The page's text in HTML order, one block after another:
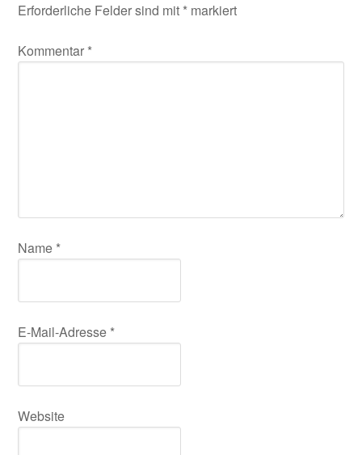
Erforderliche Felder sind mit * markiert
Kommentar *
Name *
E-Mail-Adresse *
Website